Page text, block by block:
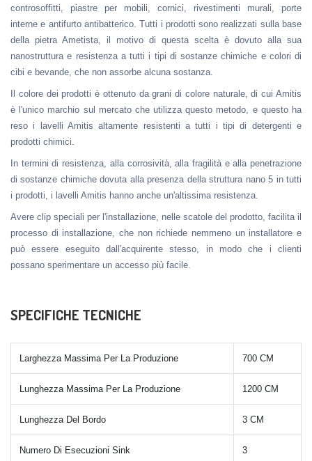
controsoffitti, piastre per mobili, cornici, rivestimenti murali, porte
interne e antifurto antibatterico. Tutti i prodotti sono realizzati sulla base
della pietra Ametista, il motivo di questa scelta è dovuto alla sua
nanostruttura e resistenza a tutti i tipi di sostanze chimiche e colori di
cibi e bevande, che non assorbe alcuna sostanza.
Il colore dei prodotti è ottenuto da grani di colore naturale, di cui Amitis
è l'unico marchio sul mercato che utilizza questo metodo, e questo ha
reso i lavelli Amitis altamente resistenti a tutti i tipi di detergenti e
prodotti chimici.
In termini di resistenza, alla corrosività, alla fragilità e alla penetrazione
di sostanze chimiche dovuta alla presenza della struttura nano 5 in tutti
i prodotti, i lavelli Amitis hanno anche un'altissima resistenza.
Avere clip speciali per l'installazione, nelle scatole del prodotto, facilita il
processo di installazione, che non richiede nemmeno un installatore e
può essere eseguito dall'acquirente stesso, in modo che i clienti
possano sperimentare un accesso più facile.
SPECIFICHE TECNICHE
Larghezza Massima Per La Produzione 700 CM
Lunghezza Massima Per La Produzione 1200 CM
Lunghezza Del Bordo 3 CM
Numero Di Esecuzioni Sink 3